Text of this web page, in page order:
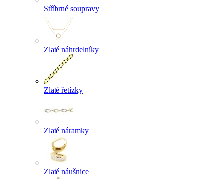
Stříbrné soupravy
Zlaté náhrdelníky
Zlaté řetízky
Zlaté náramky
Zlaté náušnice